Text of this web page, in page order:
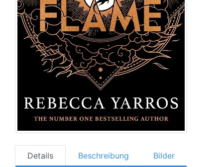
Details Beschreibung Bilder